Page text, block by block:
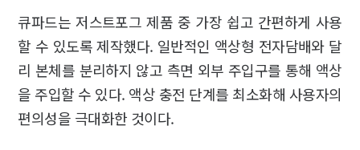
큐파드는 저스트포그 제품 중 가장 쉽고 간편하게 사용
할 수 있도록 제작했다. 일반적인 액상형 전자담배와 달
리 본체를 분리하지 않고 측면 외부 주입구를 통해 액상
을 주입할 수 있다. 액상 충전 단계를 최소화해 사용자의
편의성을 극대화한 것이다.